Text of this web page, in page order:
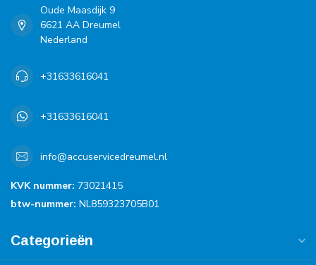
Oude Maasdijk 9
6621 AA Dreumel
Nederland
+31633616041
+31633616041
info@accuservicedreumel.nl
KVK nummer: 73021415
btw-nummer: NL859323705B01
Categorieën